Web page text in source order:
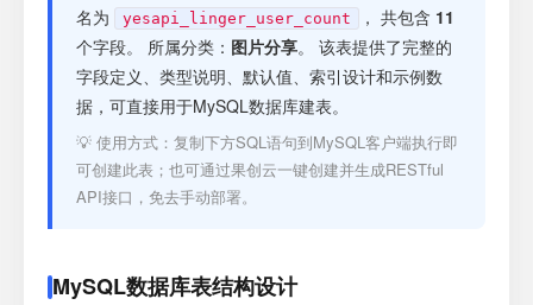
接口测试
名为
yesapi_linger_user_count ， 共包含 11
个字段。 所属分类： 图片分享。 该表提供了完整的
字段定义、类型说明、默认值、索引设计和示例数
据，可直接用于MySQL数据库建表。
💡 使用方式：复制下方SQL语句到MySQL客户端执行即
可创建此表；也可通过果创云一键创建并生成RESTful
API接口，免去手动部署。
MySQL数据库表结构设计